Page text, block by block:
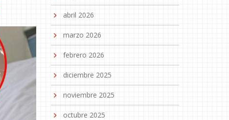
abril 2026
marzo 2026
febrero 2026
diciembre 2025
noviembre 2025
octubre 2025